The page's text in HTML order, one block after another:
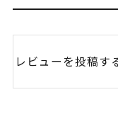
レビューを投稿す